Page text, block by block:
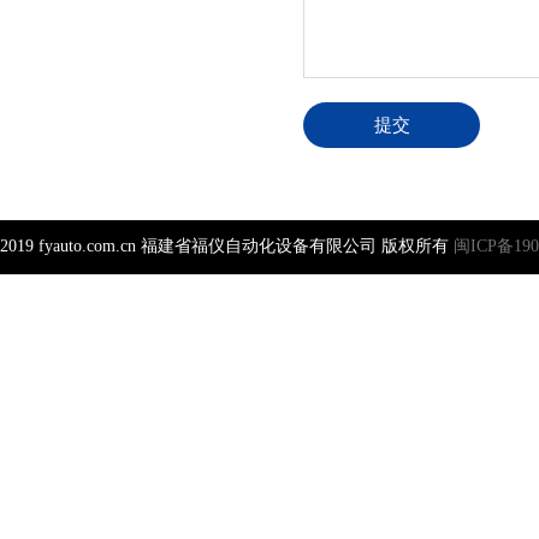
提交
fyauto.com.cn 福建省福仪自动化设备有限公司 版权所有 闽ICP备